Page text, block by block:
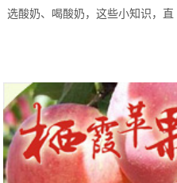
选酸奶、喝酸奶，这些小知识，直